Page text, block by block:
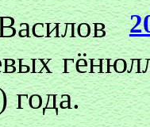
года.